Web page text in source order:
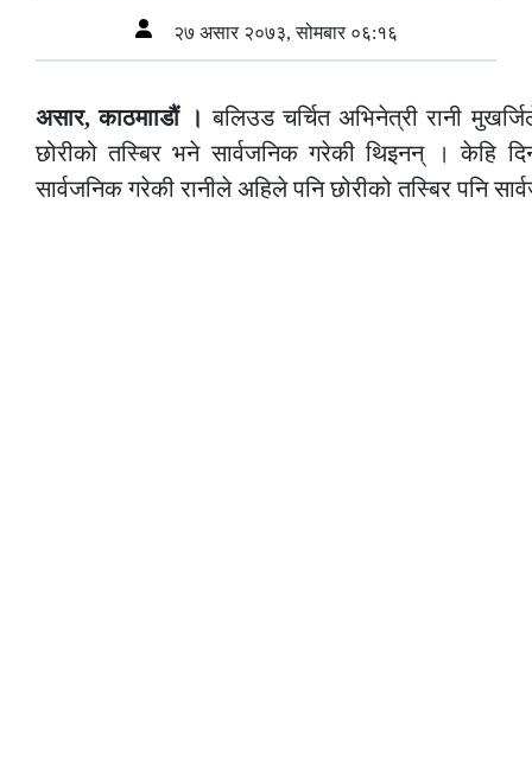
२७ असार २०७३, सोमबार ०६:१६
असार, काठमााडौं । बलिउड चर्चित अभिनेत्री रानी
छोरीको तस्बिर भने सार्वजनिक गरेकी थिइनन् । केहि
सार्वजनिक गरेकी रानीले अहिले पनि छोरीको तस्बिर पनि